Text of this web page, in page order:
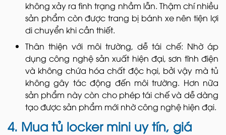
không xảy ra tình trạng nhầm lẫn. Thậm chí nhiều
sản phẩm còn được trang bị bánh xe nên tiện lợi
di chuyển khi cần thiết.
Thân thiện với môi trường, dễ tái chế: Nhờ áp
dụng công nghệ sản xuất hiện đại, sơn tĩnh điện
và không chứa hóa chất độc hại, bởi vậy mà tủ
không gây tác động đến môi trường. Hơn nữa
sản phẩm này còn cho phép tái chế và dễ dàng
tạo được sản phẩm mới nhờ công nghệ hiện đại.
4. Mua tủ locker mini uy tín, giá